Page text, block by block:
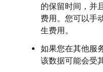
的保留时间，并
费用。您可以手
生费用。
如果您在其他服
该数据可能会受